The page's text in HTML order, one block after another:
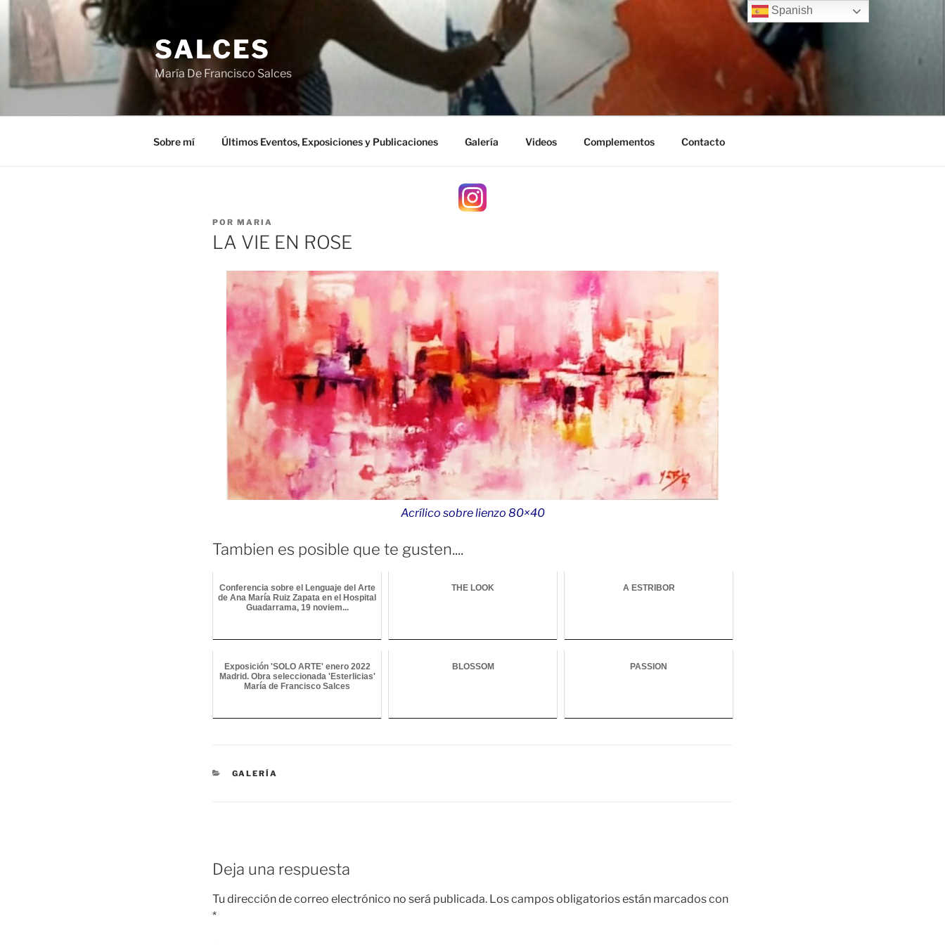
contenido
SALCES
María De Francisco Salces
Sobre mí Últimos Eventos, Exposiciones y Publicaciones Galería Videos Complementos Contacto
PUBLICADO
EL
POR MARIA
LA VIE EN ROSE
Acrílico sobre lienzo 80×40
Tambien es posible que te gusten....
Conferencia sobre el Lenguaje del Arte
de Ana María Ruiz Zapata en el Hospital
Guadarrama, 19 noviem...
THE LOOK A ESTRIBOR
Exposición 'SOLO ARTE' enero 2022
Madrid. Obra seleccionada 'Esterlicias'
María de Francisco Salces
BLOSSOM PASSION
CATEGORÍAS
GALERÍA
Deja una respuesta
Tu dirección de correo electrónico no será publicada. Los campos obligatorios están marcados con
*
Spanish